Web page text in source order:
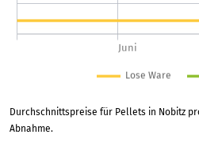
Durchschnittspreise für Pellets in Nobitz
Abnahme.